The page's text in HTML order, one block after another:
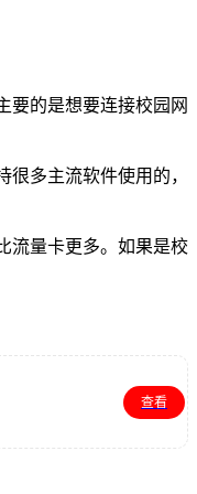
要的是想要连接校园网
多主流软件使用的，
流量卡更多。如果是校
查看